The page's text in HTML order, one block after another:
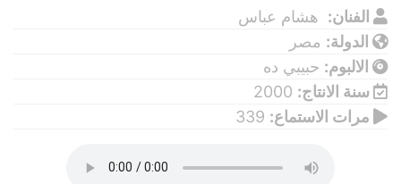
الفنان: هشام عباس
الدولة: مصر
الالبوم: حبيبي ده
سنة الانتاج: 2000
مرات الاستماع: